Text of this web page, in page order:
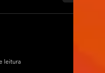
leitura